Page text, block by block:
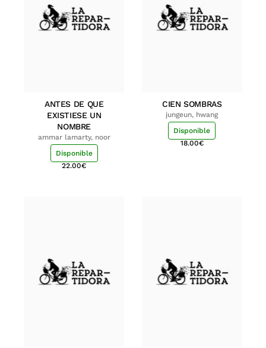
ANTES DE QUE
EXISTIESE UN
NOMBRE
ammar lamarty, noor
Disponible
22.00€
CIEN SOMBRAS
jungeun, hwang
Disponible
18.00€